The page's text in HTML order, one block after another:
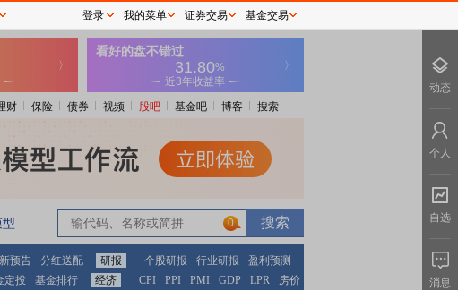
财 保险 债券 视频 股吧 基金吧 博客 搜索
0
预告 分红送配 研报 个股研报 行业研报
盈利预测
定投 基金排行 经济 CPI PPI PMI GDP LPR 房价
登录 我的菜单 证券交易 基金交易
动态
个人
自选
消息